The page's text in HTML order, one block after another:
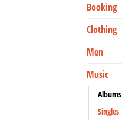
Booking
Clothing
Men
Music
Albums
Singles